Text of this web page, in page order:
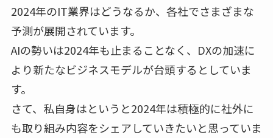
2024年のIT業界はどうなるか、各社でさまざまな
予測が展開されています。
AIの勢いは2024年も止まることなく、DXの加速に
より新たなビジネスモデルが台頭するとしていま
す。
さて、私自身はというと2024年は積極的に社外に
も取り組み内容をシェアしていきたいと思っていま